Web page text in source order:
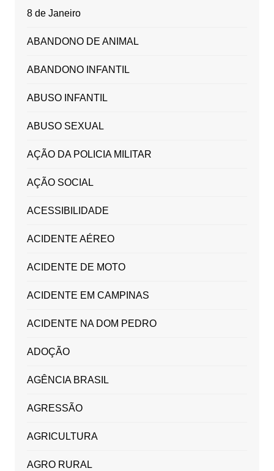
8 de Janeiro
ABANDONO DE ANIMAL
ABANDONO INFANTIL
ABUSO INFANTIL
ABUSO SEXUAL
AÇÃO DA POLICIA MILITAR
AÇÃO SOCIAL
ACESSIBILIDADE
ACIDENTE AÉREO
ACIDENTE DE MOTO
ACIDENTE EM CAMPINAS
ACIDENTE NA DOM PEDRO
ADOÇÃO
AGÊNCIA BRASIL
AGRESSÃO
AGRICULTURA
AGRO RURAL